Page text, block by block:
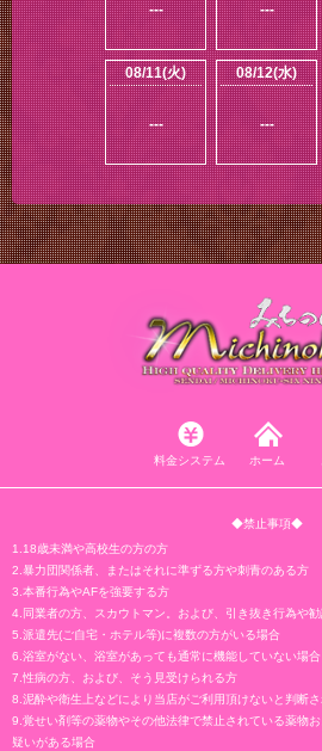
--- ---
08/11(火)
---
08/12(水)
---
料金システム ホーム
◆禁止事項◆
1.18歳未満や高校生の方の方
2.暴力団関係者、またはそれに準ずる方や刺青のある方
3.本番行為やAFを強要する方
4.同業者の方、スカウトマン。および、引き抜き行為や
5.派遣先(ご自宅・ホテル等)に複数の方がいる場合
6.浴室がない、浴室があっても通常に機能していない場合
7.性病の方、および、そう見受けられる方
8.泥酔や衛生上などにより当店がご利用頂けないと判断
9.覚せい剤等の薬物やその他法律で禁止されている薬物
疑いがある場合